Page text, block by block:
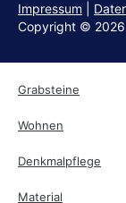
Copyright © 2026
Impressum
Grabsteine
Wohnen
Denkmalpflege
Material